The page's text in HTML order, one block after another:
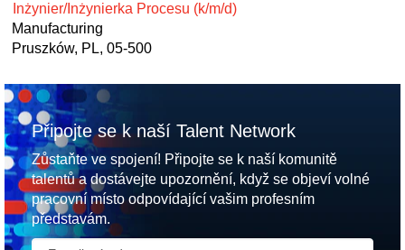
Inżynier/Inżynierka Procesu (k/m/d)
Manufacturing
Pruszków, PL, 05-500
Připojte se k naší Talent Network
Zůstaňte ve spojení! Připojte se k naší komunitě
talentů a dostávejte upozornění, když se objeví volné
pracovní místo odpovídající vašim profesním
představám.